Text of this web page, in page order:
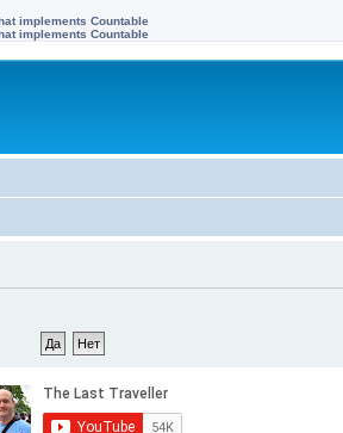
implements Countable
implements Countable